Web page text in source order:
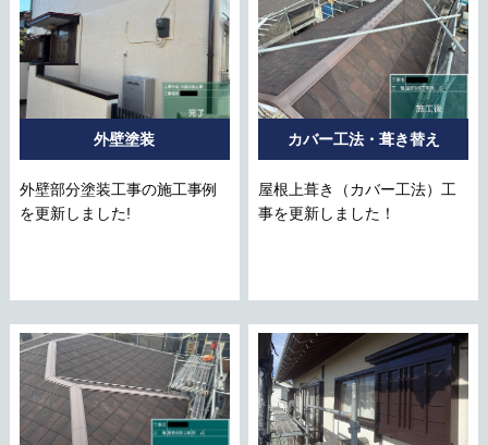
外壁塗装
外壁部分塗装工事の施工事例
を更新しました!
カバー工法・葺き替え
屋根上葺き（カバー工法）工
事を更新しました！